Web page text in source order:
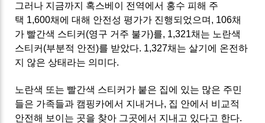
그러나 지금까지 혹스베이 전역에서 홍수 피해 주
택 1,600채에 대해 안전성 평가가 진행되었으며, 106채
가 빨간색 스티커(영구 거주 불가)를, 1,321채는 노란색
스티커(부분적 안전)를 받았다. 1,327채는 살기에 온전하
지 않은 상태라는 의미다.
노란색 또는 빨간색 스티커가 붙은 집에 있는 많은 주민
들은 가족들과 캠핑카에서 지내거나, 집 안에서 비교적
안전해 보이는 곳을 찾아 그곳에서 지내고 있다고 한다.